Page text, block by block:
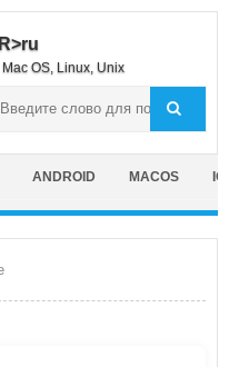
OS, Linux, Unix
ANDROID MACOS